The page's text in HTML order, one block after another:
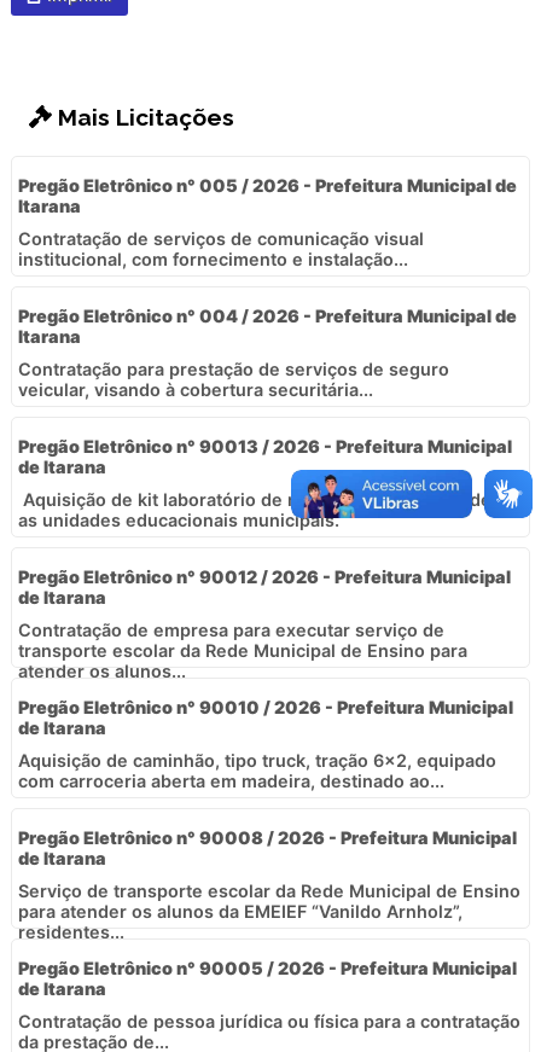
Mais Licitações
Pregão Eletrônico n° 005 / 2026 - Prefeitura Municipal de
Itarana
Contratação de serviços de comunicação visual
institucional, com fornecimento e instalação...
Pregão Eletrônico n° 004 / 2026 - Prefeitura Municipal de
Itarana
Contratação para prestação de serviços de seguro
veicular, visando à cobertura securitária...
Pregão Eletrônico n° 90013 / 2026 - Prefeitura Municipal
de Itarana
Aquisição de kit laboratório de matemática para atender
as unidades educacionais municipais.
Pregão Eletrônico n° 90012 / 2026 - Prefeitura Municipal
de Itarana
Contratação de empresa para executar serviço de
transporte escolar da Rede Municipal de Ensino para
atender os alunos...
Pregão Eletrônico n° 90010 / 2026 - Prefeitura Municipal
de Itarana
Aquisição de caminhão, tipo truck, tração 6x2, equipado
com carroceria aberta em madeira, destinado ao...
Pregão Eletrônico n° 90008 / 2026 - Prefeitura Municipal
de Itarana
Serviço de transporte escolar da Rede Municipal de Ensino
para atender os alunos da EMEIEF “Vanildo Arnholz”,
residentes...
Pregão Eletrônico n° 90005 / 2026 - Prefeitura Municipal
de Itarana
Contratação de pessoa jurídica ou física para a contratação
da prestação de...